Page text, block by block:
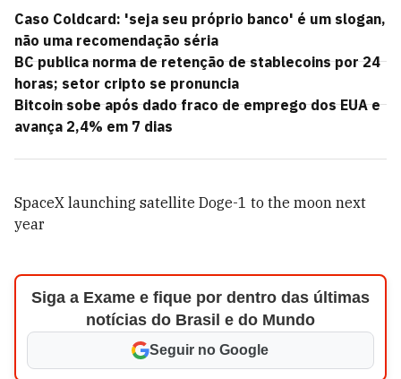
Caso Coldcard: 'seja seu próprio banco' é um slogan,
não uma recomendação séria
BC publica norma de retenção de stablecoins por 24
horas; setor cripto se pronuncia
Bitcoin sobe após dado fraco de emprego dos EUA e
avança 2,4% em 7 dias
SpaceX launching satellite Doge-1 to the moon next
year
Siga a Exame e fique por dentro das últimas
notícias do Brasil e do Mundo
Seguir no Google